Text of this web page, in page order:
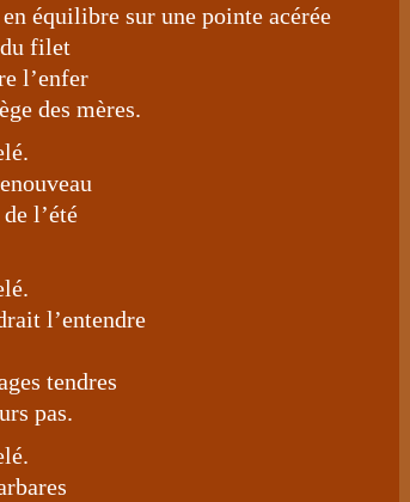
équilibre sur une pointe acérée
filet
l’enfer
des mères.
l’été
l’entendre
tendres
pas.